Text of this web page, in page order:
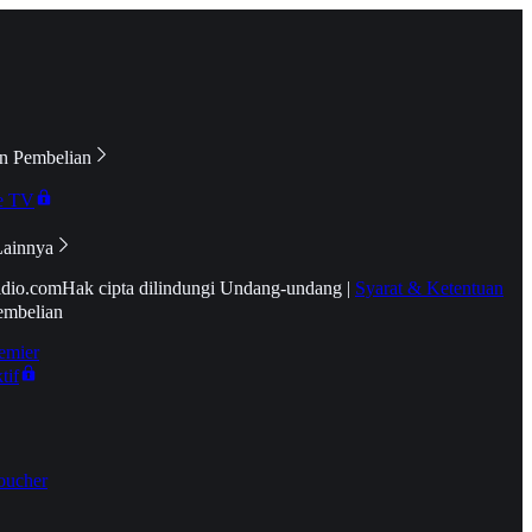
Pembelian
TV
Hak cipta dilindungi Undang-undang | Syarat & Ketentuan